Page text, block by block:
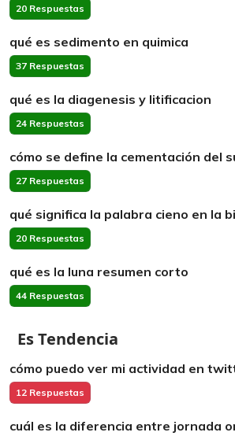
20 Respuestas
qué es sedimento en quimica
37 Respuestas
qué es la diagenesis y litificacion
24 Respuestas
cómo se define la cementación del
27 Respuestas
qué significa la palabra cieno en la
20 Respuestas
qué es la luna resumen corto
44 Respuestas
Es Tendencia
cómo puedo ver mi actividad en
12 Respuestas
cuál es la diferencia entre jornada